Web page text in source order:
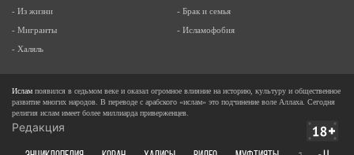
- Из жизни
- Мигранты
- Халяль
- Брак и семья
- Исламофобия
Ислам появился в седьмом веке и оказал огромное влияние на историю, культуру и общественное
развитие многих народов. В переводе с арабского «ислам» это подчинение воле Аллаха. Сегодня
религия ислам имеет более миллиарда приверженцев.
Редакция